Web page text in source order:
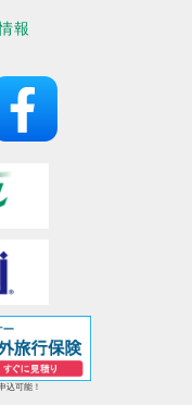
報
込可能！